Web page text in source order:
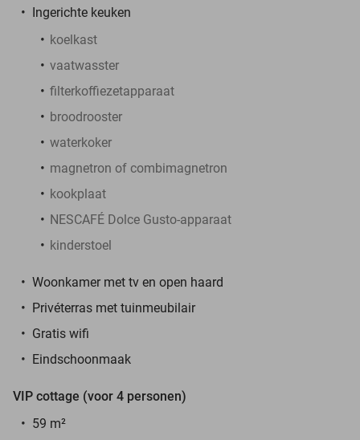
Ingerichte keuken
koelkast
vaatwasster
filterkoffiezetapparaat
broodrooster
waterkoker
magnetron of combimagnetron
kookplaat
NESCAFÉ Dolce Gusto-apparaat
kinderstoel
Woonkamer met tv en open haard
Privéterras met tuinmeubilair
Gratis wifi
Eindschoonmaak
VIP cottage (voor 4 personen)
59 m²